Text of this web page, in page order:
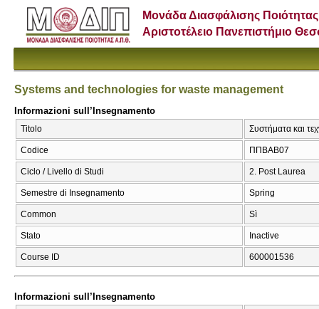
Μονάδα Διασφάλισης Ποιότητας
Αριστοτέλειο Πανεπιστήμιο
Systems and technologies for waste management
Informazioni sull’Insegnamento
Titolo Συστήματα και
Codice ΠΠΒΑΒ07
Ciclo / Livello di Studi 2. Post Laurea
Semestre di Insegnamento Spring
Common Sì
Stato Inactive
Course ID 600001536
Informazioni sull’Insegnamento